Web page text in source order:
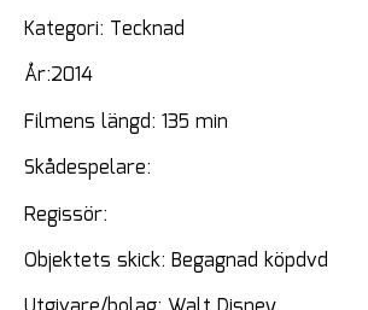
Kategori: Tecknad
År:2014
Filmens längd: 135 min
Skådespelare:
Regissör:
Objektets skick: Begagnad köpdvd